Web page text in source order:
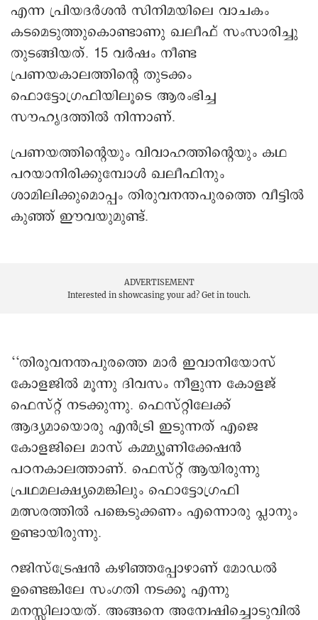
എന്ന പ്രിയദർശൻ സിനിമയിലെ വാചകം
കടമെടുത്തുകൊണ്ടാണു ഖലീഫ് സംസാരിച്ചു
തുടങ്ങിയത്. 15 വർഷം നീണ്ട
പ്രണയകാലത്തിന്റെ തുടക്കം
ഫൊട്ടോഗ്രഫിയിലൂടെ ആരംഭിച്ച
സൗഹൃദത്തിൽ നിന്നാണ്.
പ്രണയത്തിന്റെയും വിവാഹത്തിന്റെയും കഥ
പറയാനിരിക്കുമ്പോൾ ഖലീഫിനും
ശാമിലിക്കുമൊപ്പം തിരുവനന്തപുരത്തെ വീട്ടിൽ
കുഞ്ഞ് ഈവയുമുണ്ട്.
ADVERTISEMENT
Interested in showcasing your ad? Get in touch.
‘‘തിരുവനന്തപുരത്തെ മാർ ഇവാനിയോസ്
കോളജിൽ മൂന്നു ദിവസം നീളുന്ന കോളജ്
ഫെസ്റ്റ് നടക്കുന്നു. ഫെസ്റ്റിലേക്ക്
ആദ്യമായൊരു എൻട്രി ഇടുന്നത് എജെ
കോളജിലെ മാസ് കമ്മ്യൂണിക്കേഷൻ
പഠനകാലത്താണ്. ഫെസ്റ്റ് ആയിരുന്നു
പ്രഥമലക്ഷ്യമെങ്കിലും ഫൊട്ടോഗ്രഫി
മത്സരത്തിൽ പങ്കെടുക്കണം എന്നൊരു പ്ലാനും
ഉണ്ടായിരുന്നു.
റജിസ്ട്രേഷൻ കഴിഞ്ഞപ്പോഴാണ് മോഡൽ
ഉണ്ടെങ്കിലേ സംഗതി നടക്കൂ എന്നു
മനസ്സിലായത്. അങ്ങനെ അന്വേഷിച്ചൊടുവിൽ